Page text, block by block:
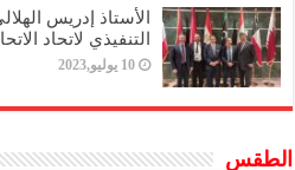
الأستاذ إدريس
التنفيذي لاتحاد
10 يوليو,2023
الطقس